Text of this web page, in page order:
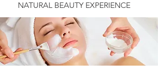
NATURAL BEAUTY EXPERIENCE